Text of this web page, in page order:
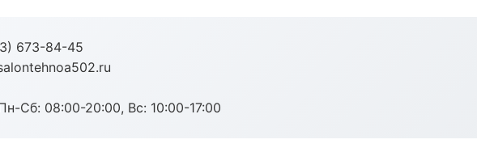
673-84-45
Сб: 08:00-20:00, Вс: 10:00-17:00